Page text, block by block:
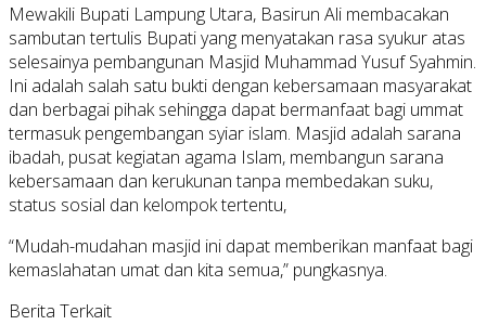
Mewakili Bupati Lampung Utara, Basirun Ali membacakan
sambutan tertulis Bupati yang menyatakan rasa syukur atas
selesainya pembangunan Masjid Muhammad Yusuf Syahmin.
Ini adalah salah satu bukti dengan kebersamaan masyarakat
dan berbagai pihak sehingga dapat bermanfaat bagi ummat
termasuk pengembangan syiar islam. Masjid adalah sarana
ibadah, pusat kegiatan agama Islam, membangun sarana
kebersamaan dan kerukunan tanpa membedakan suku,
status sosial dan kelompok tertentu,
“Mudah-mudahan masjid ini dapat memberikan manfaat bagi
kemaslahatan umat dan kita semua,” pungkasnya.
Berita Terkait